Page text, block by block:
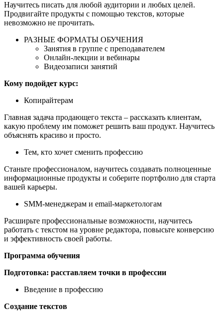
Научитесь писать для любой аудитории и любых целей.
Продвигайте продукты с помощью текстов, которые
невозможно не прочитать.
РАЗНЫЕ ФОРМАТЫ ОБУЧЕНИЯ
Занятия в группе с преподавателем
Онлайн-лекции и вебинары
Видеозаписи занятий
Кому подойдет курс:
Копирайтерам
Главная задача продающего текста – рассказать клиентам,
какую проблему им поможет решить ваш продукт. Научитесь
объяснять красиво и просто.
Тем, кто хочет сменить профессию
Станьте профессионалом, научитесь создавать полноценные
информационные продукты и соберите портфолио для старта
вашей карьеры.
SMM-менеджерам и email-маркетологам
Расширьте профессиональные возможности, научитесь
работать с текстом на уровне редактора, повысьте конверсию
и эффективность своей работы.
Программа обучения
Подготовка: расставляем точки в профессии
Введение в профессию
Создание текстов